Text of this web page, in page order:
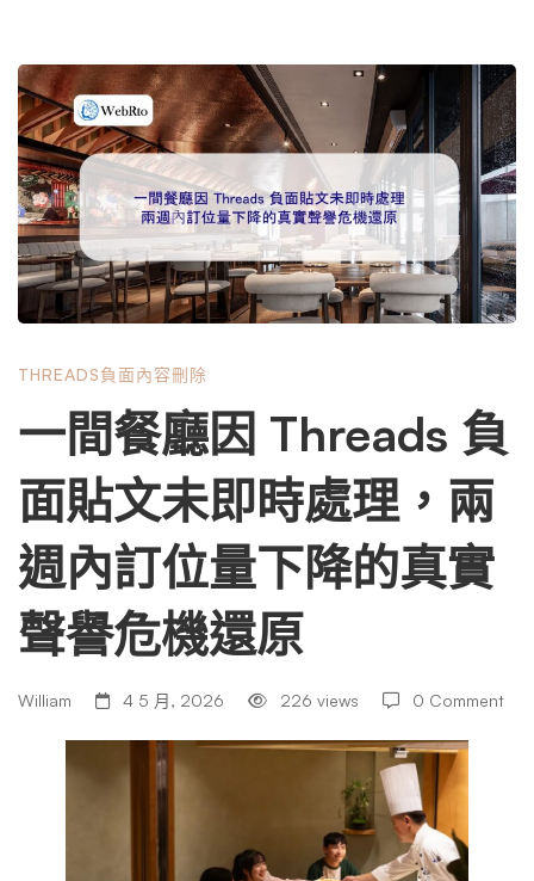
一
間
餐
廳
因
Threads
負
面
貼
THREADS負面內容刪除
一間餐廳因 Threads 負
面貼文未即時處理，兩
週內訂位量下降的真實
聲譽危機還原
William 4 5 月, 2026 226 views 0 Comment